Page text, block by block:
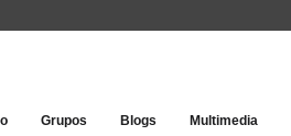
Grupos Blogs Multimedia